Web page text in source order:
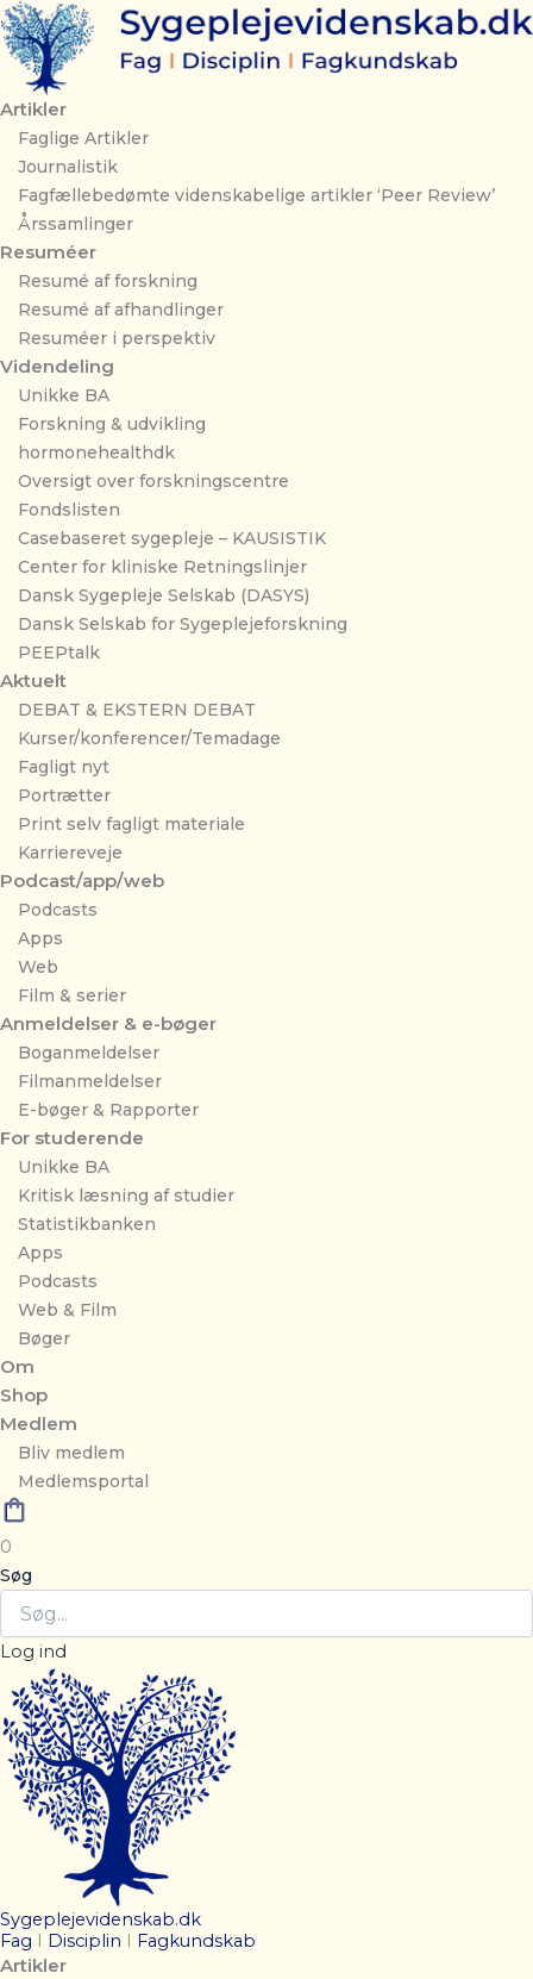
Gå
til
indholdet
Artikler
Faglige Artikler
Journalistik
Fagfællebedømte videnskabelige artikler ‘Peer Review’
Årssamlinger
Resuméer
Resumé af forskning
Resumé af afhandlinger
Resuméer i perspektiv
Videndeling
Unikke BA
Forskning & udvikling
hormonehealthdk
Oversigt over forskningscentre
Fondslisten
Casebaseret sygepleje – KAUSISTIK
Center for kliniske Retningslinjer
Dansk Sygepleje Selskab (DASYS)
Dansk Selskab for Sygeplejeforskning
PEEPtalk
Aktuelt
DEBAT & EKSTERN DEBAT
Kurser/konferencer/Temadage
Fagligt nyt
Portrætter
Print selv fagligt materiale
Karriereveje
Podcast/app/web
Podcasts
Apps
Web
Film & serier
Anmeldelser & e-bøger
Boganmeldelser
Filmanmeldelser
E-bøger & Rapporter
For studerende
Unikke BA
Kritisk læsning af studier
Statistikbanken
Apps
Podcasts
Web & Film
Bøger
Om
Shop
Medlem
Bliv medlem
Medlemsportal
0
Søg
Log ind
Sygeplejevidenskab.dk
Fag
Disciplin Fagkundskab
Artikler